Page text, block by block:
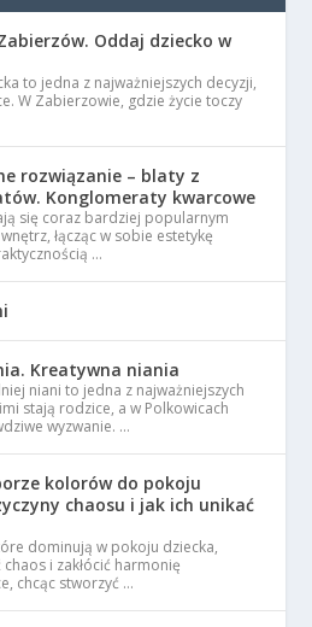
Oddaj dziecko w
to jedna z najważniejszych decyzji,
W Zabierzowie, gdzie życie toczy
rozwiązanie – blaty z
Konglomeraty kwarcowe
się coraz bardziej popularnym
łącząc w sobie estetykę
…
Kreatywna niania
niani to jedna z najważniejszych
stają rodzice, a w Polkowicach
wyzwanie. …
kolorów do pokoju
chaosu i jak ich unikać
dominują w pokoju dziecka,
i zakłócić harmonię
chcąc stworzyć …